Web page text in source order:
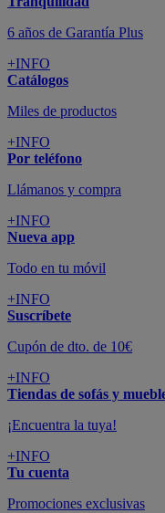
6 años de Garantía Plus
+INFO
Catálogos
Miles de productos
+INFO
Por teléfono
Llámanos y compra
+INFO
Nueva app
Todo en tu móvil
+INFO
Suscríbete
Cupón de dto. de 10€
+INFO
Tiendas de sofás y
¡Encuentra la tuya!
+INFO
Tu cuenta
Promociones exclusivas